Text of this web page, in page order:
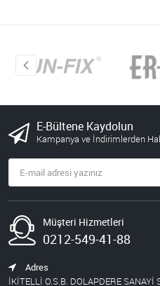
E-Bültene Kaydolun
Kampanya ve İndirimlerden
Müşteri Hizmetleri
0212-549-41-88
Adres
İKİTELLİ O.S.B. DOLAPDERE